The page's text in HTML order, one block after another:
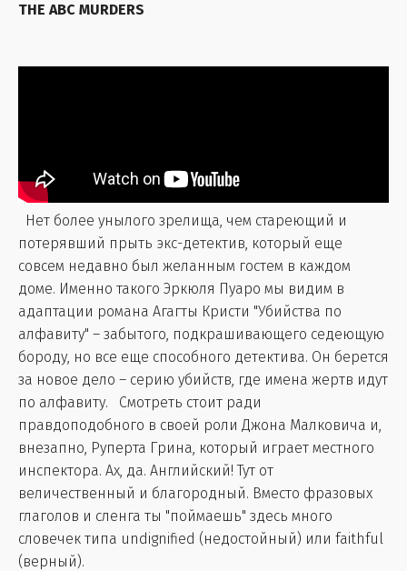
THE ABC MURDERS
Нет более унылого зрелища, чем стареющий и
потерявший прыть экс-детектив, который еще
совсем недавно был желанным гостем в каждом
доме. Именно такого Эркюля Пуаро мы видим в
адаптации романа Агагты Кристи "Убийства по
алфавиту" – забытого, подкрашивающего седеющую
бороду, но все еще способного детектива. Он берется
за новое дело – серию убийств, где имена жертв идут
по алфавиту. Смотреть стоит ради
правдоподобного в своей роли Джона Малковича и,
внезапно, Руперта Грина, который играет местного
инспектора. Ах, да. Английский! Тут от
величественный и благородный. Вместо фразовых
глаголов и сленга ты "поймаешь" здесь много
словечек типа undignified (недостойный) или faithful
(верный).